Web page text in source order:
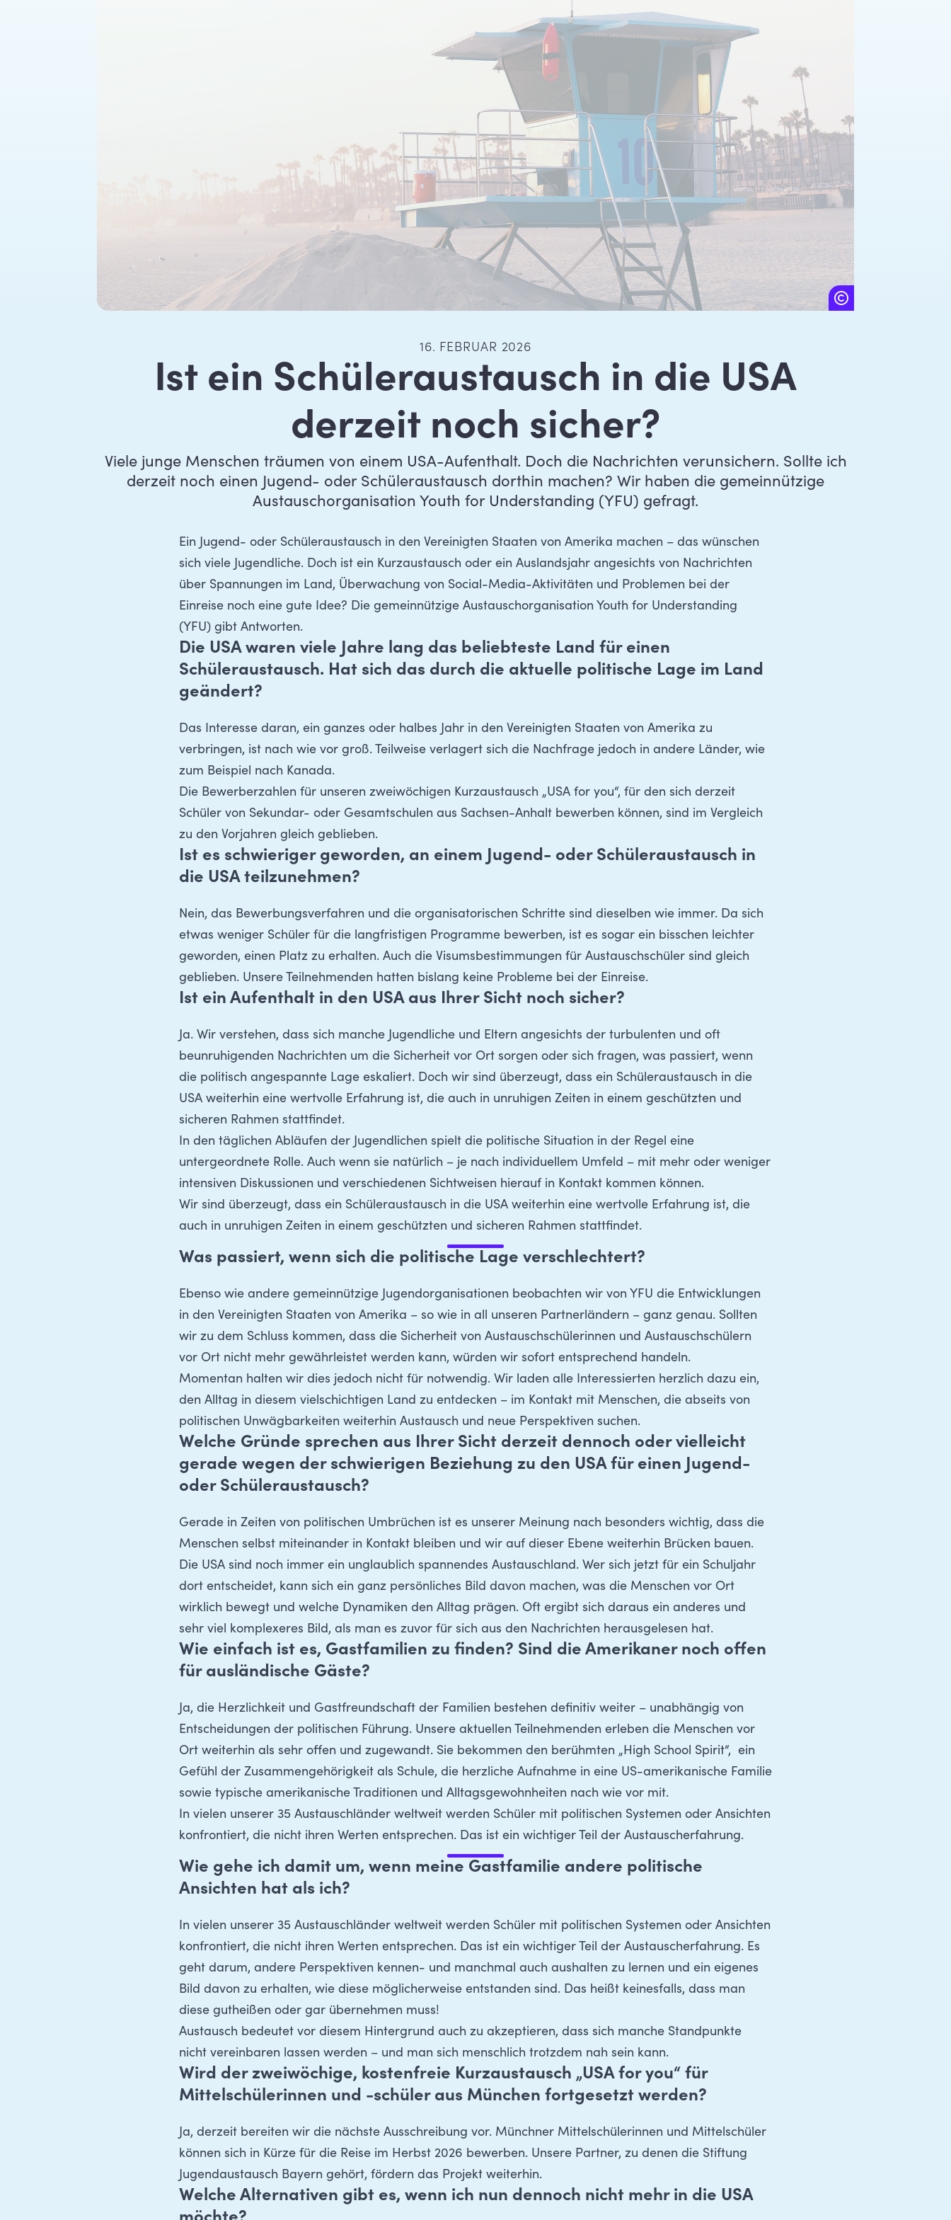
16. FEBRUAR 2026
Ist ein Schüleraustausch in die USA
derzeit noch sicher?
Viele junge Menschen träumen von einem USA-Aufenthalt. Doch die Nachrichten verunsichern. Sollte ich
derzeit noch einen Jugend- oder Schüleraustausch dorthin machen? Wir haben die gemeinnützige
Austauschorganisation Youth for Understanding (YFU) gefragt.
Ein Jugend- oder Schüleraustausch in den Vereinigten Staaten von Amerika machen – das wünschen
sich viele Jugendliche. Doch ist ein Kurzaustausch oder ein Auslandsjahr angesichts von Nachrichten
über Spannungen im Land, Überwachung von Social-Media-Aktivitäten und Problemen bei der
Einreise noch eine gute Idee? Die gemeinnützige Austauschorganisation Youth for Understanding
(YFU)gibt Antworten.
Die USA waren viele Jahre lang das beliebteste Land für einen
Schüleraustausch. Hat sich das durch die aktuelle politische Lage im Land
geändert?
Das Interesse daran, ein ganzes oder halbes Jahr in den Vereinigten Staaten von Amerika zu
verbringen, ist nach wie vor groß. Teilweise verlagert sich die Nachfrage jedoch in andere Länder, wie
zum Beispiel nach Kanada.
Die Bewerberzahlen für unseren zweiwöchigen Kurzaustausch „USA for you“, für den sich derzeit
Schüler von Sekundar- oder Gesamtschulen aus Sachsen-Anhalt bewerben können, sind im Vergleich
zu den Vorjahren gleich geblieben.
Ist es schwieriger geworden, an einem Jugend- oder Schüleraustausch in
die USA teilzunehmen?
Nein, das Bewerbungsverfahren und die organisatorischen Schritte sind dieselben wie immer. Da sich
etwas weniger Schüler für die langfristigen Programme bewerben, ist es sogar ein bisschen leichter
geworden, einen Platz zu erhalten. Auch die Visumsbestimmungen für Austauschschüler sind gleich
geblieben. Unsere Teilnehmenden hatten bislang keine Probleme bei der Einreise.
Ist ein Aufenthalt in den USA aus Ihrer Sicht noch sicher?
Ja. Wir verstehen, dass sich manche Jugendliche und Eltern angesichts der turbulenten und oft
beunruhigenden Nachrichten um die Sicherheit vor Ort sorgen oder sich fragen, was passiert, wenn
die politisch angespannte Lage eskaliert. Doch wir sind überzeugt, dass ein Schüleraustausch in die
USA weiterhin eine wertvolle Erfahrung ist, die auch in unruhigen Zeiten in einem geschützten und
sicheren Rahmen stattfindet.
In den täglichen Abläufen der Jugendlichen spielt die politische Situation in der Regel eine
untergeordnete Rolle. Auch wenn sie natürlich – je nach individuellem Umfeld – mit mehr oder weniger
intensiven Diskussionen und verschiedenen Sichtweisen hierauf in Kontakt kommen können.
Wir sind überzeugt, dass ein Schüleraustausch in die USA weiterhin eine wertvolle Erfahrung ist, die
auch in unruhigen Zeiten in einem geschützten und sicheren Rahmen stattfindet.
Was passiert, wenn sich die politische Lage verschlechtert?
Ebenso wie andere gemeinnützige Jugendorganisationen beobachten wir von YFU die Entwicklungen
in den Vereinigten Staaten von Amerika – so wie in all unseren Partnerländern – ganz genau. Sollten
wir zu dem Schluss kommen, dass die Sicherheit von Austauschschülerinnen und Austauschschülern
vor Ort nicht mehr gewährleistet werden kann, würden wir sofort entsprechend handeln.
Momentan halten wir dies jedoch nicht für notwendig. Wir laden alle Interessierten herzlich dazu ein,
den Alltag in diesem vielschichtigen Land zu entdecken – im Kontakt mit Menschen, die abseits von
politischen Unwägbarkeiten weiterhin Austausch und neue Perspektiven suchen.
Welche Gründe sprechen aus Ihrer Sicht derzeit dennoch oder vielleicht
gerade wegen der schwierigen Beziehung zu den USA für einen Jugend-
oder Schüleraustausch?
Gerade in Zeiten von politischen Umbrüchen ist es unserer Meinung nach besonders wichtig, dass die
Menschen selbst miteinander in Kontakt bleiben und wir auf dieser Ebene weiterhin Brücken bauen.
Die USA sind noch immer ein unglaublich spannendes Austauschland. Wer sich jetzt für ein Schuljahr
dort entscheidet, kann sich ein ganz persönliches Bild davon machen, was die Menschen vor Ort
wirklich bewegt und welche Dynamiken den Alltag prägen. Oft ergibt sich daraus ein anderes und
sehr viel komplexeres Bild, als man es zuvor für sich aus den Nachrichten herausgelesen hat.
Wie einfach ist es, Gastfamilien zu finden? Sind die Amerikaner noch offen
für ausländische Gäste?
Ja, die Herzlichkeit und Gastfreundschaft der Familien bestehen definitiv weiter – unabhängig von
Entscheidungen der politischen Führung. Unsere aktuellen Teilnehmenden erleben die Menschen vor
Ort weiterhin als sehr offen und zugewandt. Sie bekommen den berühmten „High School Spirit“, ein
Gefühl der Zusammengehörigkeit als Schule, die herzliche Aufnahme in eine US-amerikanische Familie
sowie typische amerikanische Traditionen und Alltagsgewohnheiten nach wie vor mit.
In vielen unserer 35 Austauschländer weltweit werden Schüler mit politischen Systemen oder Ansichten
konfrontiert, die nicht ihren Werten entsprechen. Das ist ein wichtiger Teil der Austauscherfahrung.
Wie gehe ich damit um, wenn meine Gastfamilie andere politische
Ansichten hat als ich?
In vielen unserer 35 Austauschländer weltweit werden Schüler mit politischen Systemen oder Ansichten
konfrontiert, die nicht ihren Werten entsprechen. Das ist ein wichtiger Teil der Austauscherfahrung. Es
geht darum, andere Perspektiven kennen- und manchmal auch aushalten zu lernen und ein eigenes
Bild davon zu erhalten, wie diese möglicherweise entstanden sind. Das heißt keinesfalls, dass man
diese gutheißen oder gar übernehmen muss!
Austausch bedeutet vor diesem Hintergrund auch zu akzeptieren, dass sich manche Standpunkte
nicht vereinbaren lassen werden – und man sich menschlich trotzdem nah sein kann.
Wird der zweiwöchige, kostenfreie Kurzaustausch „USA for you“ für
Mittelschülerinnen und -schüler aus München fortgesetzt werden?
Ja, derzeit bereiten wir die nächste Ausschreibung vor. Münchner Mittelschülerinnen und Mittelschüler
können sich in Kürze für die Reise im Herbst 2026 bewerben. Unsere Partner, zu denen die Stiftung
Jugendaustausch Bayern gehört, fördern das Projekt weiterhin.
Welche Alternativen gibt es, wenn ich nun dennoch nicht mehr in die USA